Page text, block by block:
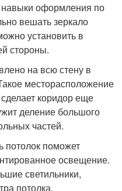
навыки оформления по
вешать зеркало
установить в
стороны.
на всю стену в
месторасположение
коридор еще
деление большого
частей.
потолок поможет
освещение.
светильники,
потолка.